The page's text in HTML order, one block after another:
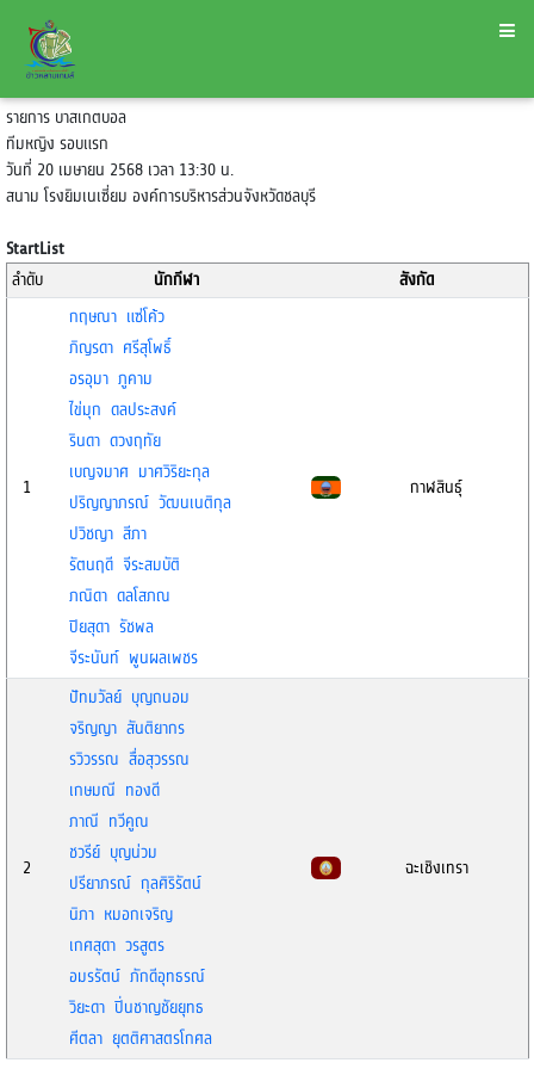
รายการ บาสเกตบอล
ทีมหญิง รอบแรก
วันที่ 20 เมษายน 2568 เวลา 13:30 น.
สนาม โรงยิมเนเซี่ยม องค์การบริหารส่วนจังหวัดชลบุรี
StartList
ลำดับ
นักกีฬา สังกัด
1
กฤษณา แซ่โค้ว
ภิญรดา ศรีสุโพธิ์
อรอุมา ภูคาม
ไข่มุก ดลประสงค์
รินดา ดวงฤทัย
เบญจมาศ มาศวิริยะกุล
ปริญญาภรณ์ วัฒนเนติกุล
ปวิชญา สีภา
รัตนฤดี จีระสมบัติ
ภณิดา ดลโสภณ
ปิยสุดา รัชพล
จีระนันท์ พูนผลเพชร
กาฬสินธุ์
2
ปัทมวัลย์ บุญถนอม
จริญญา สันติยากร
รวิวรรณ สื่อสุวรรณ
เกษมณี ทองดี
ภาณี ทวีคูณ
ชวรีย์ บุญน่วม
ปรียาภรณ์ กุลศิริรัตน์
นิภา หมอกเจริญ
เกศสุดา วรสูตร
อมรรัตน์ ภักดีอุทธรณ์
วิยะดา ปิ่นชาญชัยยุทธ
ศีตลา ยุตติศาสตรโกศล
ฉะเชิงเทรา